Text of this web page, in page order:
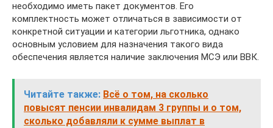
необходимо иметь пакет документов. Его
комплектность может отличаться в зависимости от
конкретной ситуации и категории льготника, однако
основным условием для назначения такого вида
обеспечения является наличие заключения МСЭ или ВВК.
Читайте также: Всё о том, на сколько
повысят пенсии инвалидам 3 группы и о том,
сколько добавляли к сумме выплат в